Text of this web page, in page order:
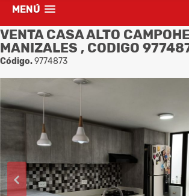
MENÚ
VENTA CASA ALTO
MANIZALES , CODIGO
Código.9774873